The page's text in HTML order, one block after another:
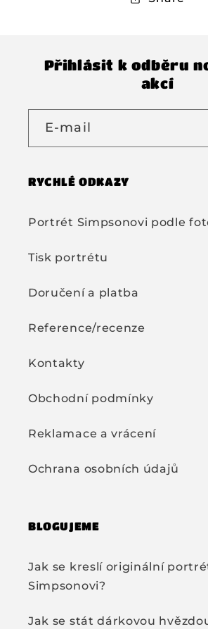
Přihlásit k odběru
akcí
E-mail
RYCHLÉ ODKAZY
Portrét Simpsonovi podle
Tisk portrétu
Doručení a platba
Reference/recenze
Kontakty
Obchodní podmínky
Reklamace a vrácení
Ochrana osobních údajů
BLOGUJEME
Jak se kreslí originální
Simpsonovi?
Jak se stát dárkovou